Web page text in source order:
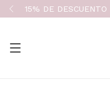
15% DE